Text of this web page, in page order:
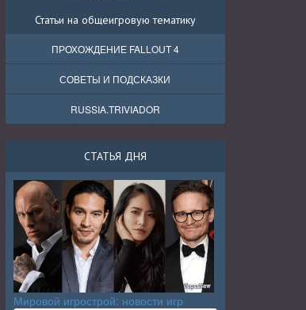
Статьи на общеигровую тематику
ПРОХОЖДЕНИЕ FALLOUT 4
СОВЕТЫ И ПОДСКАЗКИ
RUSSIA.TRIVIADOR
СТАТЬЯ ДНЯ
Мировой игрострой: новости игр